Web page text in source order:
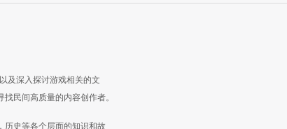
及深入探讨游戏相关的文
民间高质量的内容创作者。
历史等各个层面的知识和故